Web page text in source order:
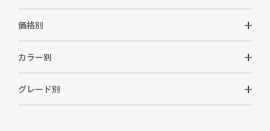
価格別
カラー別
グレード別